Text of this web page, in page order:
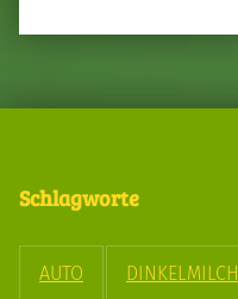
Schlagworte
AUTO DINKELMILCH